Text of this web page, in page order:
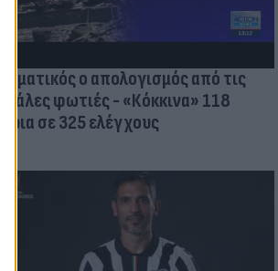
Δραματικός ο απολογισμός από τις
μεγάλες φωτιές - «Κόκκινα» 118
κτίρια σε 325 ελέγχους